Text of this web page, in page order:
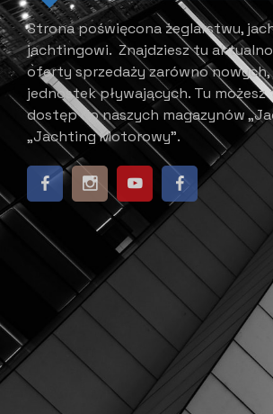
Strona poświęcona żeglarstwu,
jachtingowi. Znajdziesz tu
oferty sprzedaży zarówno nowych,
jednostek pływających. Tu
dostęp do naszych magazynów
„Jachting Motorowy”.